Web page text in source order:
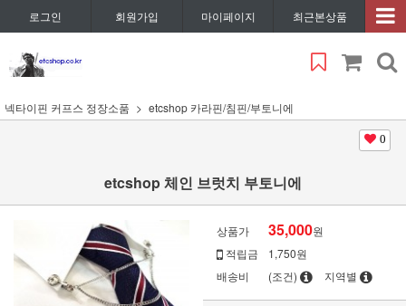
로그인 회원가입 마이페이지 최근본상품
넥타이핀 커프스 정장소품 etcshop 카라핀/침핀/부토니에
0
etcshop 체인 브럿치 부토니에
상품가 35,000원
적립금
1,750원
배송비
(조건) 지역별